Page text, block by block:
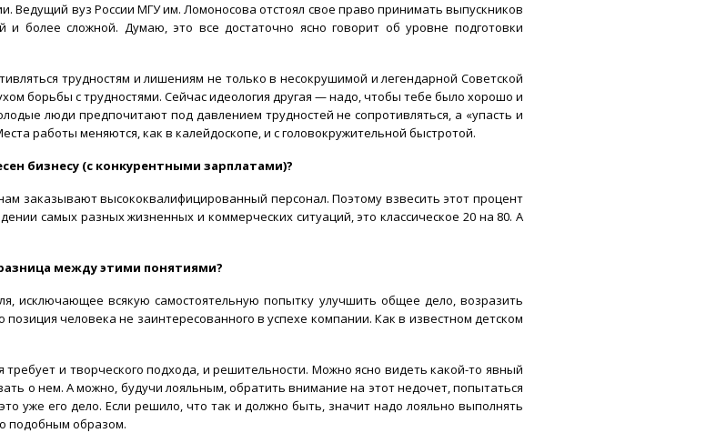
вуз России МГУ им. Ломоносова отстоял свое право принимать выпускников
более сложной. Думаю, это все достаточно ясно говорит об уровне подготовки
трудностям и лишениям не только в несокрушимой и легендарной Советской
борьбы с трудностями. Сейчас идеология другая — надо, чтобы тебе было хорошо и
люди предпочитают под давлением трудностей не сопротивляться, а «упасть и
работы меняются, как в калейдоскопе, и с головокружительной быстротой.
бизнесу (с конкурентными зарплатами)?
заказывают высококвалифицированный персонал. Поэтому взвесить этот процент
самых разных жизненных и коммерческих ситуаций, это классическое 20 на 80. А
между этими понятиями?
исключающее всякую самостоятельную попытку улучшить общее дело, возразить
человека не заинтересованного в успехе компании. Как в известном детском
и творческого подхода, и решительности. Можно ясно видеть какой-то явный
о нем. А можно, будучи лояльным, обратить внимание на этот недочет, попытаться
уже его дело. Если решило, что так и должно быть, значит надо лояльно выполнять
подобным образом.